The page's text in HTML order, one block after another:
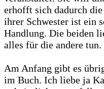
erhofft sich dadurch
ihrer Schwester ist ein
Handlung. Die beiden
alles für die andere tun.
Am Anfang gibt es
im Buch. Ich liebe ja